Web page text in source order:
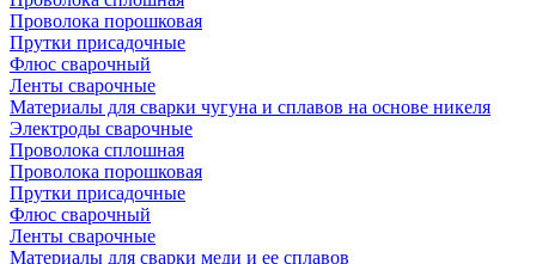
Проволока порошковая
Прутки присадочные
Флюс сварочный
Ленты сварочные
Материалы для сварки чугуна и сплавов на основе никеля
Электроды сварочные
Проволока сплошная
Проволока порошковая
Прутки присадочные
Флюс сварочный
Ленты сварочные
Материалы для сварки меди и ее сплавов